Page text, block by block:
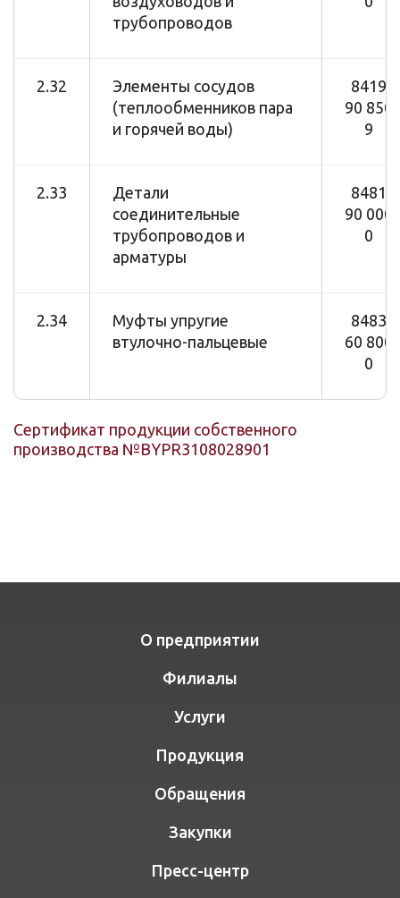
трубопроводов
2.32
Элементы сосудов
(теплообменников пара
и горячей воды)
8419
90 850
9
2.33
Детали
соединительные
трубопроводов и
арматуры
8481
90 000
0
2.34
Муфты упругие
втулочно-пальцевые
8483
60 800
0
Сертификат продукции собственного
производства №BYPR3108028901
О предприятии
Филиалы
Услуги
Продукция
Обращения
Закупки
Пресс-центр